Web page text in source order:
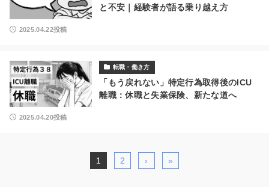
と不安｜経験者が語る乗り越え方
2025.04.22投稿
転職・働き方
「もう戻れない」特定行為取得後のICU
離職：休職と失業保険、新たな道へ
2025.04.20投稿
1 2 › »